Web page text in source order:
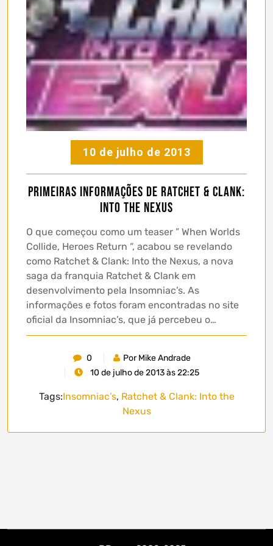
10 de julho de 2013
Primeiras informações de Ratchet & Clank:
Into the Nexus
O que começou como um teaser ” When Worlds
Collide, Heroes Return “, acabou se revelando
como Ratchet & Clank: Into the Nexus, a nova
saga da franquia Ratchet & Clank em
desenvolvimento pela Insomniac’s. As
informações e fotos foram encontradas no site
oficial da Insomniac’s, que já percebeu o…
0
Por Mike Andrade
10 de julho de 2013 às 22:25
Tags:Insomniac’s, Ratchet & Clank: Into the
Nexus